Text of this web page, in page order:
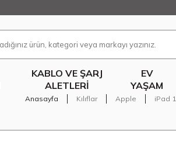
KABLO VE ŞARJ
ALETLERI
EV
YAŞAM
Anasayfa Kılıflar Apple iPad